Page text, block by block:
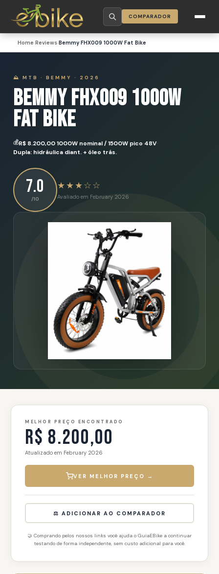
COMPARADOR
Home›Reviews›Bemmy FHX009 1000W Fat Bike
⛰️ MTB · BEMMY · 2026
Bemmy FHX009 1000W
Fat Bike
💰R$ 8.200,00·1000W nominal / 1500W pico·48V·
Dupla: hidráulica diant. + óleo trás.
7.0
/10
★★★☆☆
Avaliado em February 2026
MELHOR PREÇO ENCONTRADO
R$ 8.200,00
Atualizado em February 2026
VER MELHOR PREÇO →
⚖️ ADICIONAR AO COMPARADOR
🤝 Comprando pelos nossos links você ajuda o GuiaEBike a continuar
testando de forma independente, sem custo adicional para você.